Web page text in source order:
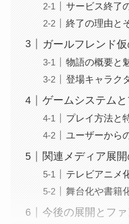
サービス終了
終了の理由と
ガールフレンド
物語の概要と
登場キャラク
ゲームシステム
プレイ方法と
ユーザーから
関連メディア展開
テレビアニメ
舞台化や書籍
今後の展開とフ